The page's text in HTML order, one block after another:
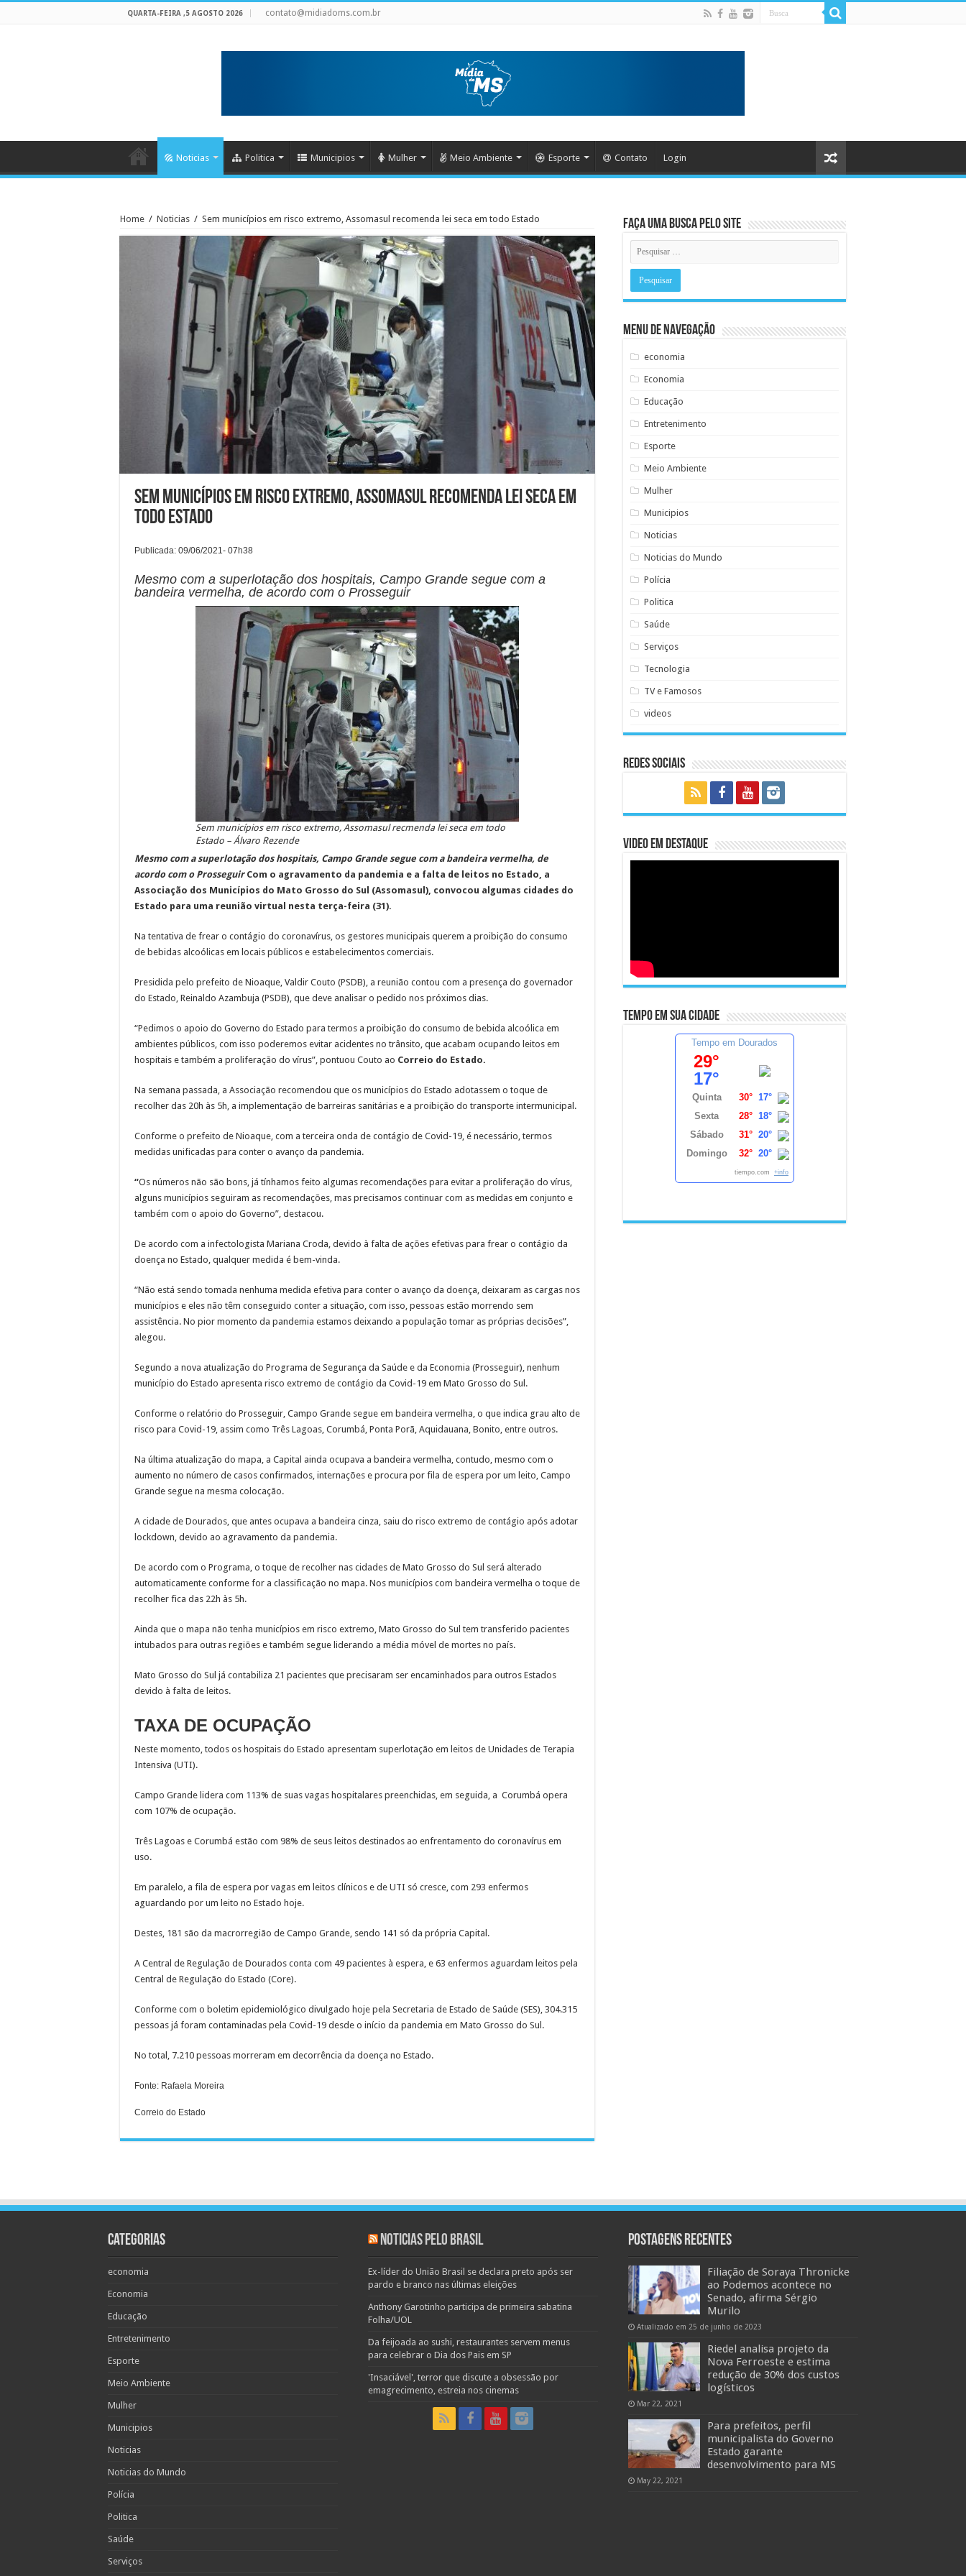
QUARTA-FEIRA ,5 AGOSTO 2026 contato@midiadoms.com.br
Noticias Politica Municipios Mulher Meio Ambiente Esporte Contato Login
Home / Noticias / Sem municípios em risco extremo, Assomasul recomenda lei seca em todo Estado
Sem municípios em risco extremo, Assomasul recomenda lei seca em
todo Estado
Publicada: 09/06/2021- 07h38
Mesmo com a superlotação dos hospitais, Campo Grande segue com a
bandeira vermelha, de acordo com o Prosseguir
Sem municípios em risco extremo, Assomasul recmenda lei seca em todo
Estado – Álvaro Rezende
Mesmo com a superlotação dos hospitais, Campo Grande segue com a bandeira vermelha, de
acordo com o Prosseguir Com o agravamento da pandemia e a falta de leitos no Estado, a
Associação dos Municípios do Mato Grosso do Sul (Assomasul), convocou algumas cidades do
Estado para uma reunião virtual nesta terça-feira (31).
Na tentativa de frear o contágio do coronavírus, os gestores municipais querem a proibição do consumo
de bebidas alcoólicas em locais públicos e estabelecimentos comerciais.
Presidida pelo prefeito de Nioaque, Valdir Couto (PSDB), a reunião contou com a presença do governador
do Estado, Reinaldo Azambuja (PSDB), que deve analisar o pedido nos próximos dias.
“Pedimos o apoio do Governo do Estado para termos a proibição do consumo de bebida alcoólica em
ambientes públicos, com isso poderemos evitar acidentes no trânsito, que acabam ocupando leitos em
hospitais e também a proliferação do vírus”, pontuou Couto ao Correio do Estado.
Na semana passada, a Associação recomendou que os municípios do Estado adotassem o toque de
recolher das 20h às 5h, a implementação de barreiras sanitárias e a proibição do transporte intermunicipal.
Conforme o prefeito de Nioaque, com a terceira onda de contágio de Covid-19, é necessário, termos
medidas unificadas para conter o avanço da pandemia.
“Os números não são bons, já tínhamos feito algumas recomendações para evitar a proliferação do vírus,
alguns municípios seguiram as recomendações, mas precisamos continuar com as medidas em conjunto e
também com o apoio do Governo”, destacou.
De acordo com a infectologista Mariana Croda, devido à falta de ações efetivas para frear o contágio da
doença no Estado, qualquer medida é bem-vinda.
“Não está sendo tomada nenhuma medida efetiva para conter o avanço da doença, deixaram as cargas nos
municípios e eles não têm conseguido conter a situação, com isso, pessoas estão morrendo sem
assistência. No pior momento da pandemia estamos deixando a população tomar as próprias decisões”,
alegou.
Segundo a nova atualização do Programa de Segurança da Saúde e da Economia (Prosseguir), nenhum
município do Estado apresenta risco extremo de contágio da Covid-19 em Mato Grosso do Sul.
Conforme o relatório do Prosseguir, Campo Grande segue em bandeira vermelha, o que indica grau alto de
risco para Covid-19, assim como Três Lagoas, Corumbá, Ponta Porã, Aquidauana, Bonito, entre outros.
Na última atualização do mapa, a Capital ainda ocupava a bandeira vermelha, contudo, mesmo com o
aumento no número de casos confirmados, internações e procura por fila de espera por um leito, Campo
Grande segue na mesma colocação.
A cidade de Dourados, que antes ocupava a bandeira cinza, saiu do risco extremo de contágio após adotar
lockdown, devido ao agravamento da pandemia.
De acordo com o Programa, o toque de recolher nas cidades de Mato Grosso do Sul será alterado
automaticamente conforme for a classificação no mapa. Nos municípios com bandeira vermelha o toque de
recolher fica das 22h às 5h.
Ainda que o mapa não tenha municípios em risco extremo, Mato Grosso do Sul tem transferido pacientes
intubados para outras regiões e também segue liderando a média móvel de mortes no país.
Mato Grosso do Sul já contabiliza 21 pacientes que precisaram ser encaminhados para outros Estados
devido à falta de leitos.
TAXA DE OCUPAÇÃO
Neste momento, todos os hospitais do Estado apresentam superlotação em leitos de Unidades de Terapia
Intensiva (UTI).
Campo Grande lidera com 113% de suas vagas hospitalares preenchidas, em seguida, a Corumbá opera
com 107% de ocupação.
Três Lagoas e Corumbá estão com 98% de seus leitos destinados ao enfrentamento do coronavírus em
uso.
Em paralelo, a fila de espera por vagas em leitos clínicos e de UTI só cresce, com 293 enfermos
aguardando por um leito no Estado hoje.
Destes, 181 são da macrorregião de Campo Grande, sendo 141 só da própria Capital.
A Central de Regulação de Dourados conta com 49 pacientes à espera, e 63 enfermos aguardam leitos pela
Central de Regulação do Estado (Core).
Conforme com o boletim epidemiológico divulgado hoje pela Secretaria de Estado de Saúde (SES), 304.315
pessoas já foram contaminadas pela Covid-19 desde o início da pandemia em Mato Grosso do Sul.
No total, 7.210 pessoas morreram em decorrência da doença no Estado.
Fonte: Rafaela Moreira
Correio do Estado
Faça uma busca pelo Site
Menu de Navegação
economia
Economia
Educação
Entretenimento
Esporte
Meio Ambiente
Mulher
Municipios
Noticias
Noticias do Mundo
Polícia
Politica
Saúde
Serviços
Tecnologia
TV e Famosos
videos
Redes Sociais
Video em Destaque
Tempo em sua cidade
Tempo em Dourados
29°
17°
Quinta 30° 17°
Sexta
28° 18°
Sábado
31° 20°
Domingo
32° 20°
tiempo.com +info
Categorias
economia
Economia
Educação
Entretenimento
Esporte
Meio Ambiente
Mulher
Municipios
Noticias
Noticias do Mundo
Polícia
Politica
Saúde
Serviços
Noticias pelo Brasil
Ex-líder do União Brasil se declara preto após ser
pardo e branco nas últimas eleições
Anthony Garotinho participa de primeira sabatina
Folha/UOL
Da feijoada ao sushi, restaurantes servem menus
para celebrar o Dia dos Pais em SP
'Insaciável', terror que discute a obsessão por
emagrecimento, estreia nos cinemas
Postagens Recentes
Filiação de Soraya Thronicke
ao Podemos acontece no
Senado, afirma Sérgio
Murilo
Atualizado em 25 de junho de 2023
Riedel analisa projeto da
Nova Ferroeste e estima
redução de 30% dos custos
logísticos
Mar 22, 2021
Para prefeitos, perfil
municipalista do Governo
Estado garante
desenvolvimento para MS
May 22, 2021